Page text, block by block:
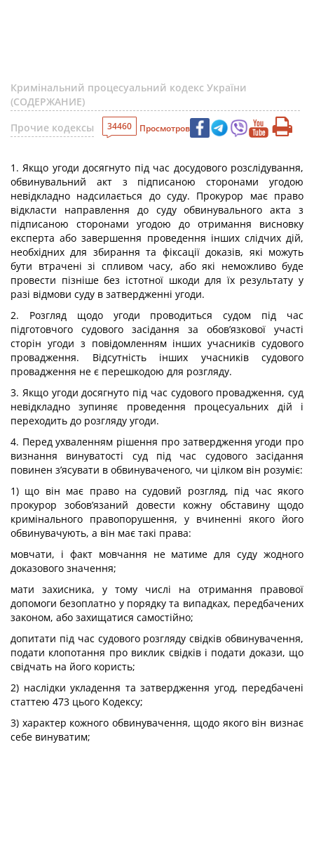
Кримінальний процесуальний кодекс України
(СОДЕРЖАНИЕ)
Прочие кодексы
34460 Просмотров
1. Якщо угоди досягнуто під час досудового розслідування,
обвинувальний акт з підписаною сторонами угодою
невідкладно надсилається до суду. Прокурор має право
відкласти направлення до суду обвинувального акта з
підписаною сторонами угодою до отримання висновку
експерта або завершення проведення інших слідчих дій,
необхідних для збирання та фіксації доказів, які можуть
бути втрачені зі спливом часу, або які неможливо буде
провести пізніше без істотної шкоди для їх результату у
разі відмови суду в затвердженні угоди.
2. Розгляд щодо угоди проводиться судом під час
підготовчого судового засідання за обов’язкової участі
сторін угоди з повідомленням інших учасників судового
провадження. Відсутність інших учасників судового
провадження не є перешкодою для розгляду.
3. Якщо угоди досягнуто під час судового провадження, суд
невідкладно зупиняє проведення процесуальних дій і
переходить до розгляду угоди.
4. Перед ухваленням рішення про затвердження угоди про
визнання винуватості суд під час судового засідання
повинен з’ясувати в обвинуваченого, чи цілком він розуміє:
1) що він має право на судовий розгляд, під час якого
прокурор зобов’язаний довести кожну обставину щодо
кримінального правопорушення, у вчиненні якого його
обвинувачують, а він має такі права:
мовчати, і факт мовчання не матиме для суду жодного
доказового значення;
мати захисника, у тому числі на отримання правової
допомоги безоплатно у порядку та випадках, передбачених
законом, або захищатися самостійно;
допитати під час судового розгляду свідків обвинувачення,
подати клопотання про виклик свідків і подати докази, що
свідчать на його користь;
2) наслідки укладення та затвердження угод, передбачені
статтею 473 цього Кодексу;
3) характер кожного обвинувачення, щодо якого він визнає
себе винуватим;